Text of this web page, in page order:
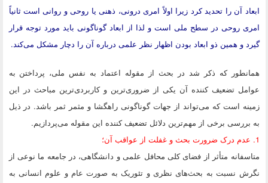
ابعاد آن را تحدید کرد زیرا اولاً امری درونی، ذهنی یا روحی و روانی است ثانیاً
امری روحی در سطح ملی است و لذا از ابعاد گوناگونی باید مورد توجه قرار
گیرد و همین ذو ابعاد بودن اظهار نظر علمی درباره آن را دچار مشکل می‌کند.
همانطور که ذکر شد در بحث از مقوله اعتماد به نفس ملی، پرداختن به
عوامل تضعیف کننده آن یکی از ضروری‌ترین و کاربردی‌ترین مباحث در این
زمینه است که می‌تواند از جهات گوناگونی راهگشا و مثمر ثمر باشد. در ذیل
به بررسی برخی از مهم‌ترین دلائل تضعیف کننده این مقوله می‌پردازیم.
1. عدم درک ضرورت بحث و غفلت از عواقب آن؛
متاسفانه متأثر از فضای کلی محافل علمی و دانشگاهی، در جامعه ما نوعی از
نگرش نسبت به بحث‌های نظری و تئوریک به صورت عام و علوم انسانی به